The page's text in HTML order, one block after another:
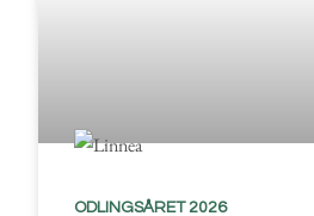
ODLINGSÅRET 2026